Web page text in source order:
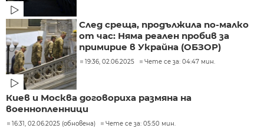
След среща, продължила по-малко
от час: Няма реален пробив за
примирие в Украйна (ОБЗОР)
19:36, 02.06.2025 Чете се за: 04:47 мин.
Киев и Москва договориха размяна на
военнопленници
16:31, 02.06.2025 (обновена) Чете се за: 05:50 мин.